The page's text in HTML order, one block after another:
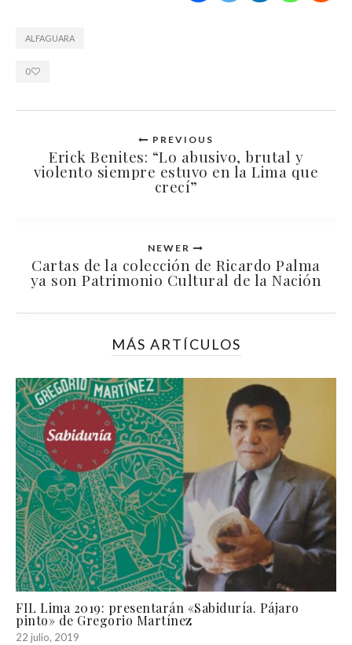
ALFAGUARA
0
PREVIOUS
Erick Benites: “Lo abusivo, brutal y
violento siempre estuvo en la Lima que
crecí”
NEWER
Cartas de la colección de Ricardo Palma
ya son Patrimonio Cultural de la Nación
MÁS ARTÍCULOS
FIL Lima 2019: presentarán «Sabiduría. Pájaro
pinto» de Gregorio Martínez
22 julio, 2019